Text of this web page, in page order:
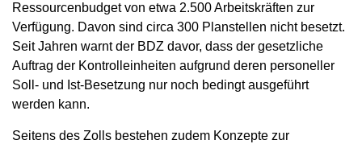
Ressourcenbudget von etwa 2.500 Arbeitskräften zur
Verfügung. Davon sind circa 300 Planstellen nicht besetzt.
Seit Jahren warnt der BDZ davor, dass der gesetzliche
Auftrag der Kontrolleinheiten aufgrund deren personeller
Soll- und Ist-Besetzung nur noch bedingt ausgeführt
werden kann.
Seitens des Zolls bestehen zudem Konzepte zur